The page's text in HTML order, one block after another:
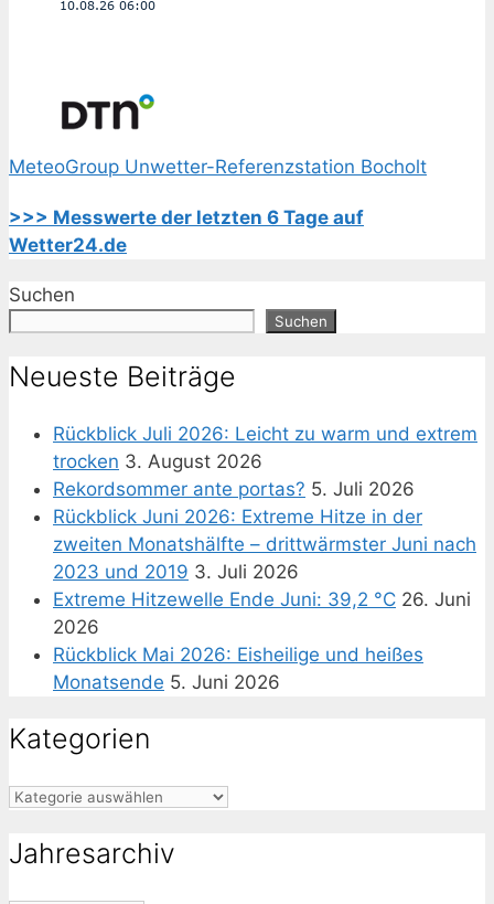
MeteoGroup Unwetter-Referenzstation Bocholt
>>> Messwerte der letzten 6 Tage auf
Wetter24.de
Suchen
Suchen
Neueste Beiträge
Rückblick Juli 2026: Leicht zu warm und extrem
trocken 3. August 2026
Rekordsommer ante portas? 5. Juli 2026
Rückblick Juni 2026: Extreme Hitze in der
zweiten Monatshälfte – drittwärmster Juni nach
2023 und 2019 3. Juli 2026
Extreme Hitzewelle Ende Juni: 39,2 °C 26. Juni
2026
Rückblick Mai 2026: Eisheilige und heißes
Monatsende 5. Juni 2026
Kategorien
Kategorien
Jahresarchiv